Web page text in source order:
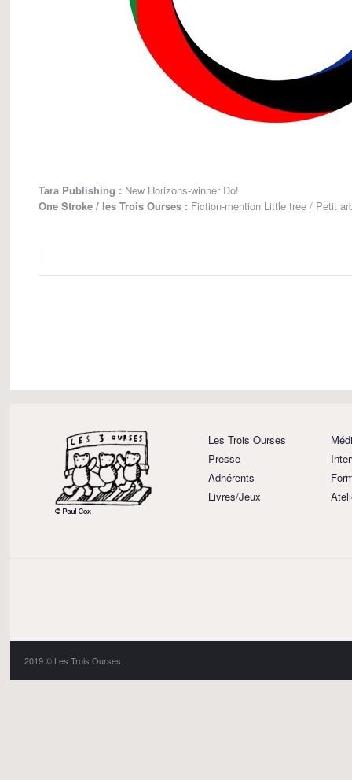
Tara Publishing : New Horizons-winner Do!
One Stroke / les Trois Ourses : Fiction-mention Little tree / Petit
Les Trois Ourses
Presse
Adhérents
Livres/Jeux
2019 © Les Trois Ourses